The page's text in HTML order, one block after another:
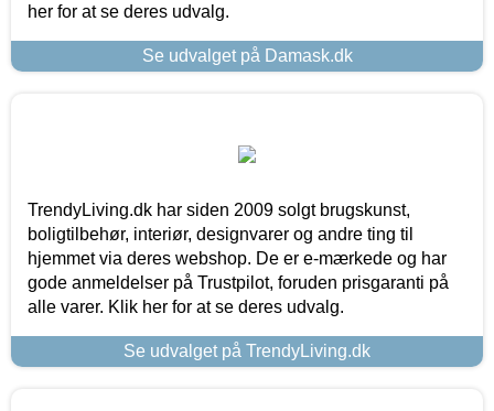
her for at se deres udvalg.
Se udvalget på Damask.dk
TrendyLiving.dk har siden 2009 solgt brugskunst,
boligtilbehør, interiør, designvarer og andre ting til
hjemmet via deres webshop. De er e-mærkede og har
gode anmeldelser på Trustpilot, foruden prisgaranti på
alle varer. Klik her for at se deres udvalg.
Se udvalget på TrendyLiving.dk